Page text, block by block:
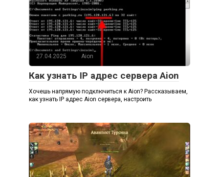
27.04.2025 Aion
Как узнать IP адрес сервера Aion
Хочешь напрямую подключиться к Aion? Рассказываем,
как узнать IP адрес Aion сервера, настроить